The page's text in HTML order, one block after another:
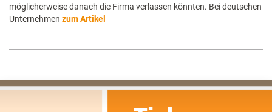
möglicherweise danach die Firma verlassen könnten. Bei deutschen
Unternehmen zum Artikel